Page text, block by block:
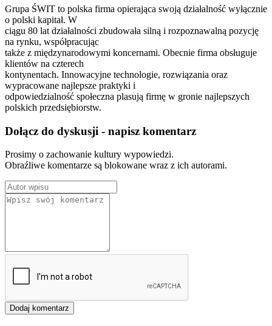
Grupa ŚWIT to polska firma opierająca swoją działalność wyłącznie
o polski kapitał. W
ciągu 80 lat działalności zbudowała silną i rozpoznawalną pozycję
na rynku, współpracując
także z międzynarodowymi koncernami. Obecnie firma obsługuje
klientów na czterech
kontynentach. Innowacyjne technologie, rozwiązania oraz
wypracowane najlepsze praktyki i
odpowiedzialność społeczna plasują firmę w gronie najlepszych
polskich przedsiębiorstw.
Dołącz do dyskusji - napisz komentarz
Prosimy o zachowanie kultury wypowiedzi.
Obraźliwe komentarze są blokowane wraz z ich autorami.